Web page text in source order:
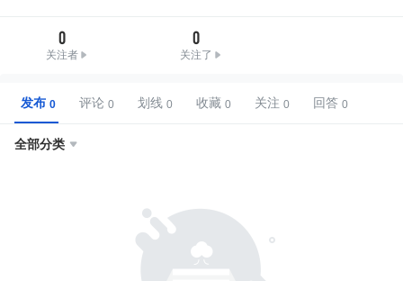
0
关注者
0
关注了
发布 评论 划线 收藏 关注 回答
全部分类 